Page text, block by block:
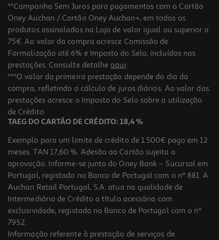
Cuidado Lactacyd Ultra Hidratante 200ml
76.9 €/Kg
15,38 €
**Campanha Sem Juros para pagamentos com o Cartão
Oney Auchan / Cartão Oney Auchan+, em todos os
produtos assinalados na Loja de valor igual ou superior a
75€. Ao valor da compra acresce Comissão de
Formalização até 6% e Imposto do Selo, incluídos nas
prestações. Consulte detalhe aqui.
***O valor da primeira prestação depende do dia da
compra, refletindo o cálculo de juros diários. Ao valor das
prestações acresce o Imposto do Selo sobre a utilização
de Crédito.
TAEG DO CARTÃO DE CRÉDITO: 18,4 %
Exemplo para um limite de crédito de 1.500€ pago em 12
meses. TAN 17,60 %. Adesão ao Cartão sujeita a
aprovação. Informe-se junto do Oney Bank – Sucursal em
Portugal, registado no Banco de Portugal com o nº 881. A
Auchan Retail Portugal, S.A. atua na qualidade de
Intermediário de Crédito a título acessório com
exclusividade, registado no Banco de Portugal com o nº
7952.
Informação referente à prestação de serviços de